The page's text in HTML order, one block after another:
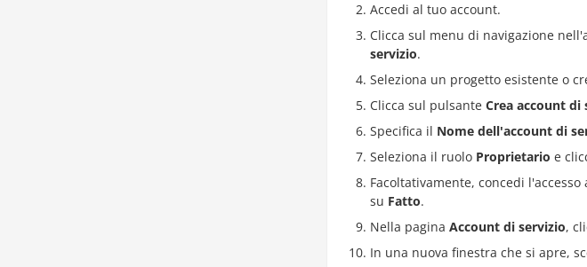
Accedi al tuo account.
Clicca sul menu di navigazione
servizio.
Seleziona un progetto esistente o
Clicca sul pulsante Crea account di
Specifica il Nome dell'account di
Seleziona il ruolo Proprietario e
Facoltativamente, concedi
su Fatto.
Nella pagina Account di servizio,
In una nuova finestra che si apre,